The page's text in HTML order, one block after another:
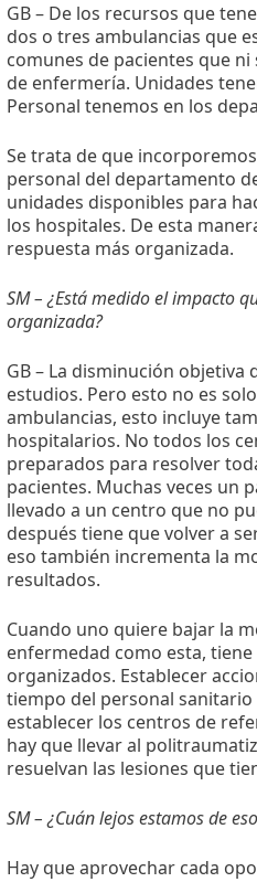
GB – De los recursos que
dos o tres ambulancias que
comunes de pacientes que
de enfermería. Unidades
Personal tenemos en los
Se trata de que
personal del departamento
unidades disponibles para
los hospitales. De esta
respuesta más organizada.
SM – ¿Está medido el impacto
organizada?
GB – La disminución objetiva
estudios. Pero esto no es
ambulancias, esto incluye
hospitalarios. No todos los
preparados para resolver
pacientes. Muchas veces un
llevado a un centro que no
después tiene que volver a
eso también incrementa la
resultados.
Cuando uno quiere bajar la
enfermedad como esta,
organizados. Establecer
tiempo del personal sanitario
establecer los centros de
hay que llevar al
resuelvan las lesiones que
SM – ¿Cuán lejos estamos de
Hay que aprovechar cada